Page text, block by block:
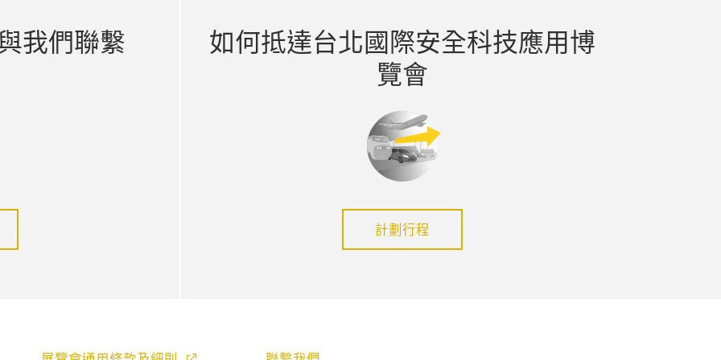
我們聯繫
如何抵達台北國際安全科技應用博
覽會
計劃行程